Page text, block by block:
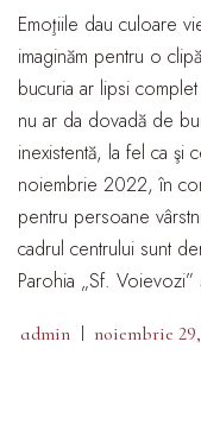
Emoţiile dau culoare
imaginăm pentru o
bucuria ar lipsi
nu ar da dovadă de
inexistentă, la fel ca şi
noiembrie 2022, în
pentru persoane
cadrul centrului sunt
Parohia „Sf.
admin noiembrie